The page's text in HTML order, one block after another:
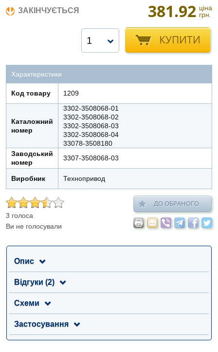
ЗАКІНЧУЄТЬСЯ 381.92 ціна
грн.
КУПИТИ
1
Характеристики
Код товару 1209
Каталожний
номер
3302-3508068-01
3302-3508068-02
3302-3508068-03
3302-3508068-04
33078-3508180
Заводський
номер
3307-3508068-03
Виробник Технопривод
3 голоса
Ви не голосували
ДО ОБРАНОГО
Опис
Відгуки (2)
Схеми
Застосування